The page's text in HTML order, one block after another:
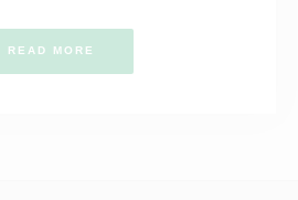
READ MORE